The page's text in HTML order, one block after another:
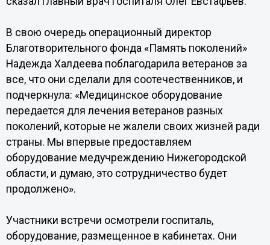
В свою очередь операционный директор
Благотворительного фонда «Память поколений»
Надежда Халдеева поблагодарила ветеранов за
все, что они сделали для соотечественников, и
подчеркнула: «Медицинское оборудование
передается для лечения ветеранов разных
поколений, которые не жалели своих жизней ради
страны. Мы впервые предоставляем
оборудование медучреждению Нижегородской
области, и думаю, это сотрудничество будет
продолжено».
Участники встречи осмотрели госпиталь,
оборудование, размещенное в кабинетах. Они